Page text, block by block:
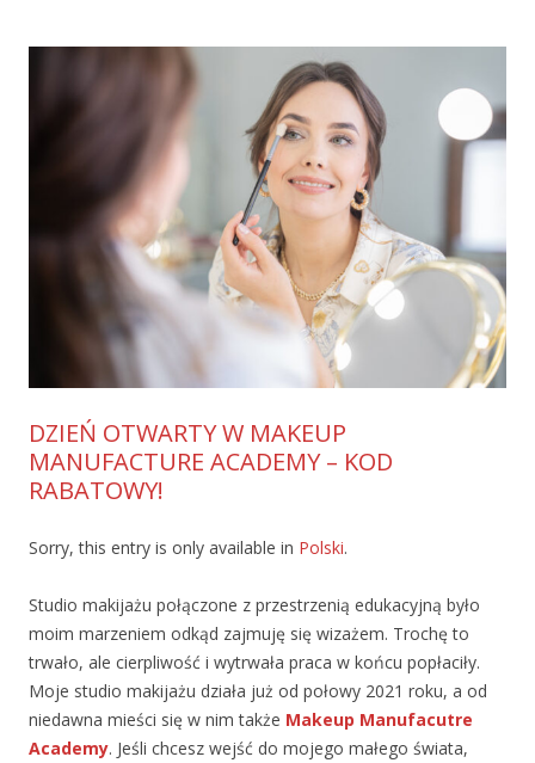
DZIEŃ OTWARTY W MAKEUP
MANUFACTURE ACADEMY – KOD
RABATOWY!
Sorry, this entry is only available in Polski.
Studio makijażu połączone z przestrzenią edukacyjną było
moim marzeniem odkąd zajmuję się wizażem. Trochę to
trwało, ale cierpliwość i wytrwała praca w końcu popłaciły.
Moje studio makijażu działa już od połowy 2021 roku, a od
niedawna mieści się w nim także Makeup Manufacutre
Academy. Jeśli chcesz wejść do mojego małego świata,